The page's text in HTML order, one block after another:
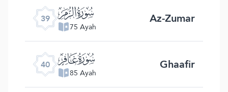
39 ﯔ
75 Ayah Az-Zumar
40 ﯕ
85 Ayah Ghaafir